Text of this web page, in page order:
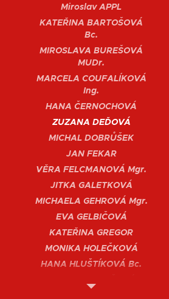
Miroslav APPL
KATEŘINA BARTOŠOVÁ
Bc.
MIROSLAVA BUREŠOVÁ
MUDr.
MARCELA COUFALÍKOVÁ
Ing.
HANA ČERNOCHOVÁ
ZUZANA DEĎOVÁ
MICHAL DOBRŮŠEK
JAN FEKAR
VĚRA FELCMANOVÁ Mgr.
JITKA GALETKOVÁ
MICHAELA GEHROVÁ Mgr.
EVA GELBIČOVÁ
KATEŘINA GREGOR
MONIKA HOLEČKOVÁ
HANA HLUŠTÍKOVÁ Bc.